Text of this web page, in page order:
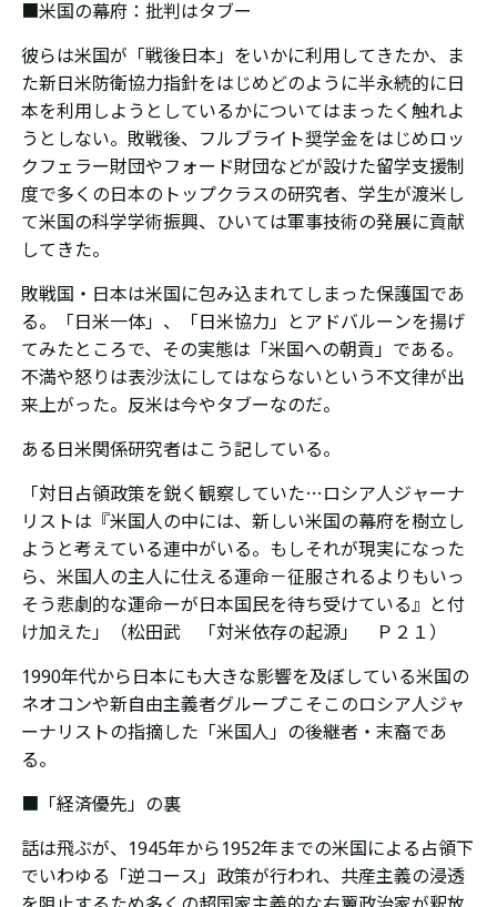
■米国の幕府：批判はタブー
彼らは米国が「戦後日本」をいかに利用してきたか、ま
た新日米防衛協力指針をはじめ どのように半永続的に日
本を利用しようとしているかについてはまったく触れよ
うとしない。敗戦後、フルブライト奨学金をはじめロッ
クフェラー財団やフォード財団などが設けた留学支援制
度で多くの日本のトップクラスの研究者、学生が渡米し
て米国の科学学術振興、ひいては軍事技術の発展に貢献
してきた。
敗戦国・日本は米国に包み込まれてしまった保護国であ
る。「日米一体」、「日米協力」とアドバルーンを揚げ
てみたところで、その実態は「米国への朝貢」である。
不満や怒りは表沙汰にしてはならないという不文律が出
来上がった。反米は今やタブーなのだ。
ある日米関係研究者はこう記している。
「対日占領政策を鋭く観察していた…ロシア人ジャーナ
リストは『米国人の中には、新しい米国の幕府を樹立し
ようと考えている連中がいる。もしそれが現実になった
ら、米国人の主人に仕える運命－征服されるよりもいっ
そう悲劇的な運命ーが日本国民を待ち受けている』と付
け加えた」（松田武 「対米依存の起源」 Ｐ２１）
1990年代から日本にも大きな影響を及ぼしている米国の
ネオコンや新自由主義者グループこそこのロシア人ジャ
ーナリストの指摘した「米国人」の後継者・末裔であ
る。
■「経済優先」の裏
話は飛ぶが、1945年から1952年までの米国による占領下
でいわゆる「逆コース」政策が行われ、共産主義の浸透